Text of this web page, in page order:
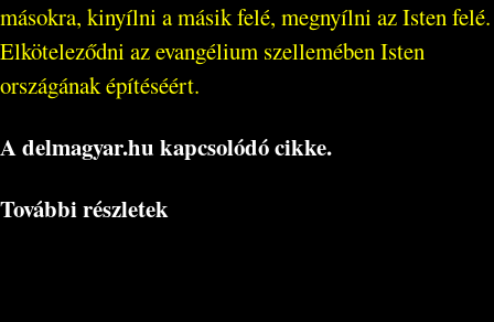
másokra, kinyílni a másik felé, megnyílni az Isten felé.
Elköteleződni az evangélium szellemében Isten
országának építéséért.
A delmagyar.hu kapcsolódó cikke.
További részletek